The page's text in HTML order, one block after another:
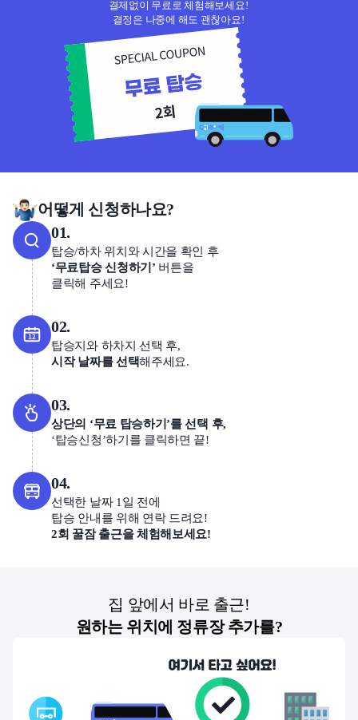
결제없이 무료로 체험해보세요!
결정은 나중에 해도 괜찮아요!
어떻게 신청하나요?
01.
탑승/하차 위치와 시간을 확인 후
‘무료탑승 신청하기’ 버튼을
클릭해 주세요!
02.
탑승지와 하차지 선택 후,
시작 날짜를 선택해주세요.
03.
상단의 ‘무료 탑승하기’를 선택 후,
‘탑승신청’하기를 클릭하면 끝!
04.
선택한 날짜 1일 전에
탑승 안내를 위해 연락 드려요!
2회 꿀잠 출근을 체험해보세요!
집 앞에서 바로 출근!
원하는 위치에 정류장 추가를?